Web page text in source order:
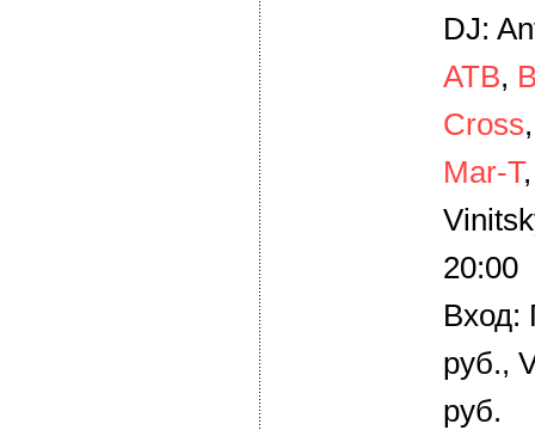
DJ:
ATB,
Cross
Mar-T
20:00
Вход:
руб.,
руб.